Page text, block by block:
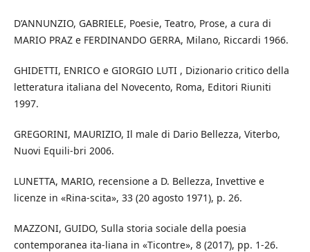
D’ANNUNZIO, GABRIELE, Poesie, Teatro, Prose, a cura di
MARIO PRAZ e FERDINANDO GERRA, Milano, Riccardi 1966.
GHIDETTI, ENRICO e GIORGIO LUTI , Dizionario critico della
letteratura italiana del Novecento, Roma, Editori Riuniti
1997.
GREGORINI, MAURIZIO, Il male di Dario Bellezza, Viterbo,
Nuovi Equili-bri 2006.
LUNETTA, MARIO, recensione a D. Bellezza, Invettive e
licenze in «Rina-scita», 33 (20 agosto 1971), p. 26.
MAZZONI, GUIDO, Sulla storia sociale della poesia
contemporanea ita-liana in «Ticontre», 8 (2017), pp. 1-26.